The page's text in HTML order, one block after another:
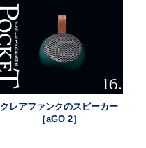
クレアファンクのスピーカー
［aGO 2］